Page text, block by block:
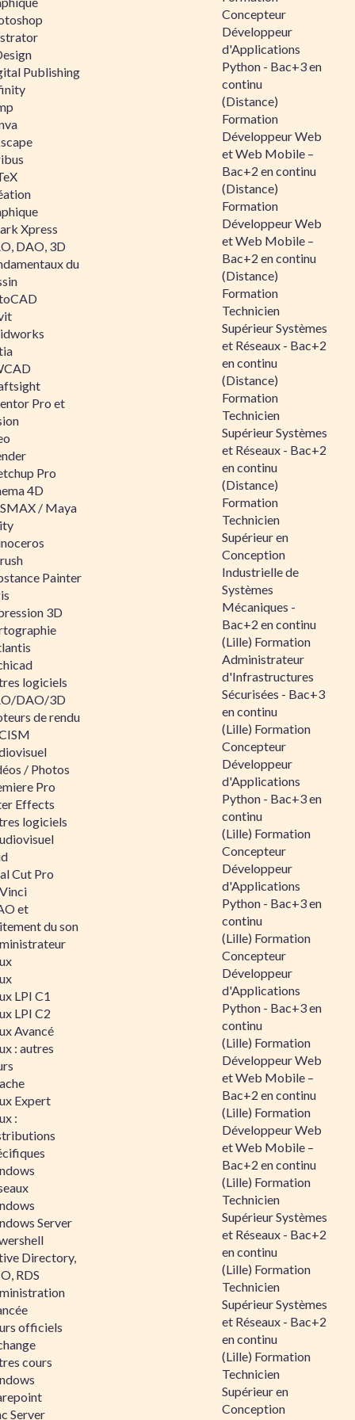
Publishing
Xpress
DAO, 3D
du
Pro et
Pro
4D
/ Maya
Painter
3D
logiciels
DAO/3D
de rendu
/ Photos
Pro
Effects
logiciels
Cut Pro
et
du son
LPI C1
LPI C2
Avancé
: autres
Expert
:
Server
Directory,
RDS
officiels
cours
Server
Concepteur
Développeur
d'Applications
Python - Bac+3 en
continu
(Distance)
Formation
Développeur Web
et Web Mobile –
Bac+2 en continu
(Distance)
Formation
Développeur Web
et Web Mobile –
Bac+2 en continu
(Distance)
Formation
Technicien
Supérieur Systèmes
et Réseaux - Bac+2
en continu
(Distance)
Formation
Technicien
Supérieur Systèmes
et Réseaux - Bac+2
en continu
(Distance)
Formation
Technicien
Supérieur en
Conception
Industrielle de
Systèmes
Mécaniques -
Bac+2 en continu
(Lille) Formation
Administrateur
d'Infrastructures
Sécurisées - Bac+3
en continu
(Lille) Formation
Concepteur
Développeur
d'Applications
Python - Bac+3 en
continu
(Lille) Formation
Concepteur
Développeur
d'Applications
Python - Bac+3 en
continu
(Lille) Formation
Concepteur
Développeur
d'Applications
Python - Bac+3 en
continu
(Lille) Formation
Développeur Web
et Web Mobile –
Bac+2 en continu
(Lille) Formation
Développeur Web
et Web Mobile –
Bac+2 en continu
(Lille) Formation
Technicien
Supérieur Systèmes
et Réseaux - Bac+2
en continu
(Lille) Formation
Technicien
Supérieur Systèmes
et Réseaux - Bac+2
en continu
(Lille) Formation
Technicien
Supérieur en
Conception